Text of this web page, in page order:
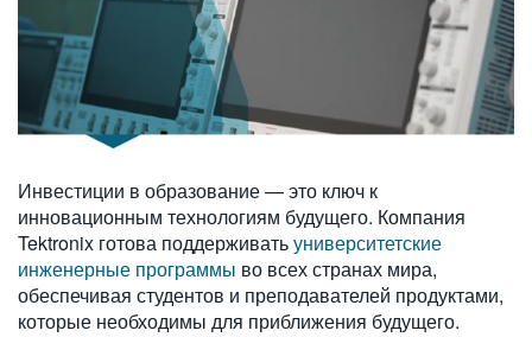
Инвестиции в образование — это ключ к
инновационным технологиям будущего. Компания
Tektronix готова поддерживатьуниверситетские
инженерные программы во всех странах мира,
обеспечивая студентов и преподавателей продуктами,
которые необходимы для приближения будущего.